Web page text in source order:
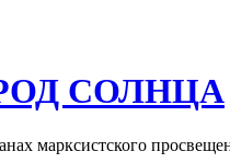
СОЛНЦА
марксистского